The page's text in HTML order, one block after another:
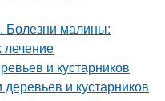
Болезни малины:
и кустарников
и кустарников